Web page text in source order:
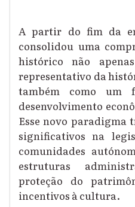
A partir do fim da
consolidou uma
histórico não
representativo da
também como um
desenvolvimento
Esse novo paradigma
significativos na
comunidades
estruturas
proteção do
incentivos à cultura.